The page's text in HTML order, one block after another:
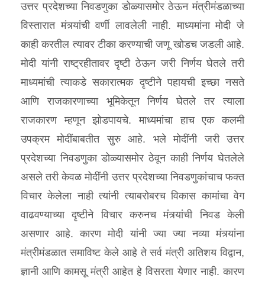
उत्तर प्रदेशच्या निवडणुका डोळ्यासमोर ठेऊन मंत्रीमंडळाच्या
विस्तारात मंत्र्यांची वर्णी लावलेली नाही. माध्यमांना मोदी जे
काही करतील त्यावर टीका करण्याची जणू खोडच जडली आहे.
मोदी यांनी राष्ट्रहीतावर दृष्टी ठेऊन जरी निर्णय घेतले तरी
माध्यमांची त्याकडे सकारात्मक दृष्टीने पहायची इच्छा नसते
आणि राजकारणाच्या भूमिकेतून निर्णय घेतले तर त्याला
राजकारण म्हणून झोडपायचे. माध्यमांचा हाच एक कलमी
उपक्रम मोदींबाबतीत सुरु आहे. भले मोदींनी जरी उत्तर
प्रदेशच्या निवडणुका डोळ्यासमोर ठेवून काही निर्णय घेतलेले
असले तरी केवळ मोदींनी उत्तर प्रदेशच्या निवडणुकांचाच फक्त
विचार केलेला नाही त्यांनी त्याबरोबरच विकास कामांचा वेग
वाढवण्याच्या दृष्टीने विचार करुनच मंत्र्यांची निवड केली
असणार आहे. कारण मोदी यांनी ज्या ज्या नव्या मंत्र्यांना
मंत्रीमंडळात समाविष्ट केले आहे ते सर्व मंत्री अतिशय विद्वान,
ज्ञानी आणि कामसू मंत्री आहेत हे विसरता येणार नाही. कारण